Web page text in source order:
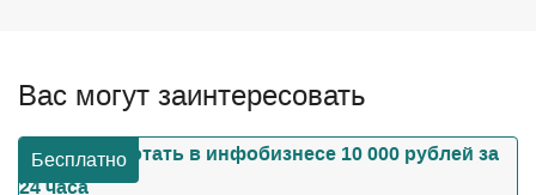
Вас могут заинтересовать
Бесплатно